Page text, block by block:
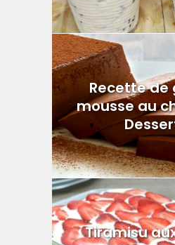
Recette de
mousse au
Tiramisu